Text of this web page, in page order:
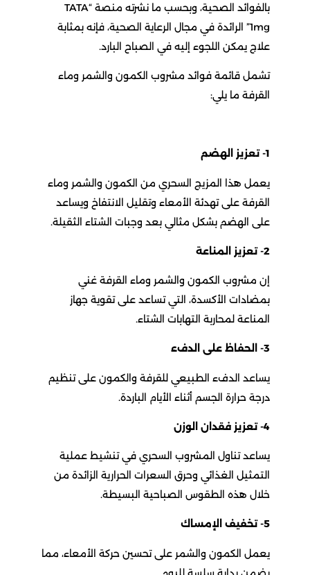
بالفوائد الصحية، وبحسب ما نشرته منصة “TATA
1mg” الرائدة في مجال الرعاية الصحية، فإنه بمثابة
علاج يمكن اللجوء إليه في الصباح البارد.
تشمل قائمة فوائد مشروب الكمون والشمر وماء
القرفة ما يلي:
1- تعزيز الهضم
يعمل هذا المزيج السحري من الكمون والشمر وماء
القرفة على تهدئة الأمعاء وتقليل الانتفاخ ويساعد
على الهضم بشكل مثالي بعد وجبات الشتاء الثقيلة.
2- تعزيز المناعة
إن مشروب الكمون والشمر وماء القرفة غني
بمضادات الأكسدة، التي تساعد على تقوية جهاز
المناعة لمحاربة التهابات الشتاء.
3- الحفاظ على الدفء
يساعد الدفء الطبيعي للقرفة والكمون على تنظيم
درجة حرارة الجسم أثناء الأيام الباردة.
4- تعزيز فقدان الوزن
يساعد تناول المشروب السحري في تنشيط عملية
التمثيل الغذائي وحرق السعرات الحرارية الزائدة من
خلال هذه الطقوس الصباحية البسيطة.
5- تخفيف الإمساك
يعمل الكمون والشمر على تحسين حركة الأمعاء، مما